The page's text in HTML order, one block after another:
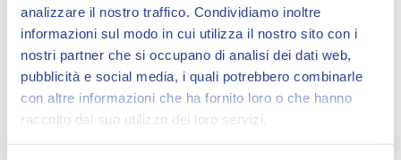
analizzare il nostro traffico. Condividiamo inoltre
informazioni sul modo in cui utilizza il nostro sito con i
nostri partner che si occupano di analisi dei dati web,
pubblicità e social media, i quali potrebbero combinarle
con altre informazioni che ha fornito loro o che hanno
raccolto dal suo utilizzo dei loro servizi.
carattere unico e servizi impeccabili.
Passeggiando lungo questa spiaggia, ti
senti avvolto dalla bellezza del paesaggio e
dall'energia positiva che emana. Ogni
angolo ha qualcosa di speciale da offrirti,